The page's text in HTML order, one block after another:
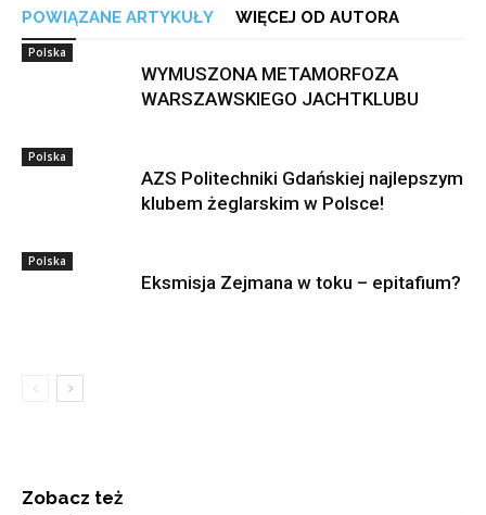
POWIĄZANE ARTYKUŁY WIĘCEJ OD AUTORA
Polska
WYMUSZONA METAMORFOZA
WARSZAWSKIEGO JACHTKLUBU
Polska
AZS Politechniki Gdańskiej najlepszym
klubem żeglarskim w Polsce!
Polska
Eksmisja Zejmana w toku – epitafium?
Zobacz też